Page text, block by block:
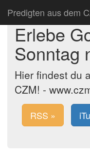
Predigten aus dem
Erlebe
Sonntag
Hier findest du
CZM! -
RSS »